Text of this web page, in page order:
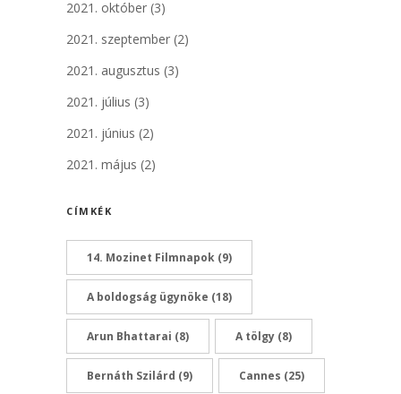
2021. október (3)
2021. szeptember (2)
2021. augusztus (3)
2021. július (3)
2021. június (2)
2021. május (2)
CÍMKÉK
14. Mozinet Filmnapok (9)
A boldogság ügynöke (18)
Arun Bhattarai (8) A tölgy (8)
Bernáth Szilárd (9) Cannes (25)